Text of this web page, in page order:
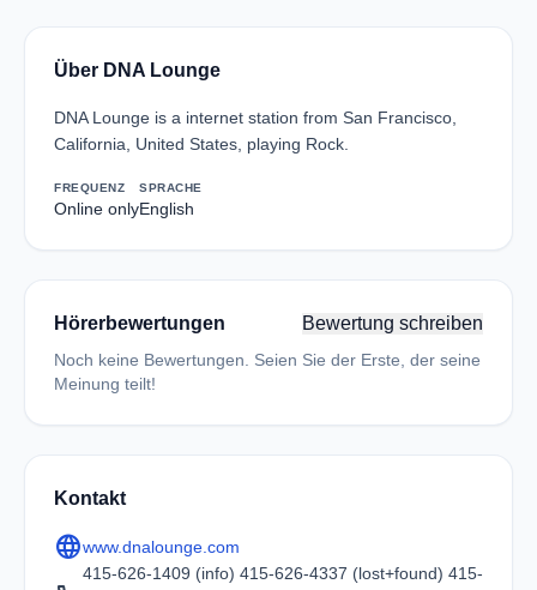
Über DNA Lounge
DNA Lounge is a internet station from San Francisco,
California, United States, playing Rock.
FREQUENZ
Online only
SPRACHE
English
Hörerbewertungen Bewertung schreiben
Noch keine Bewertungen. Seien Sie der Erste, der seine
Meinung teilt!
Kontakt
languagewww.dnalounge.com
415-626-1409 (info) 415-626-4337 (lost+found) 415-